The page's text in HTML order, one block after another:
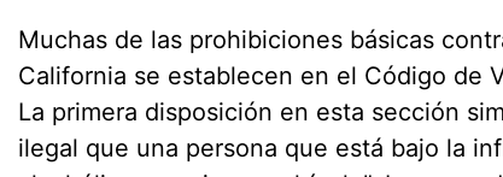
Muchas de las prohibiciones básicas
California se establecen en el Código de
La primera disposición en esta sección
ilegal que una persona que está bajo la